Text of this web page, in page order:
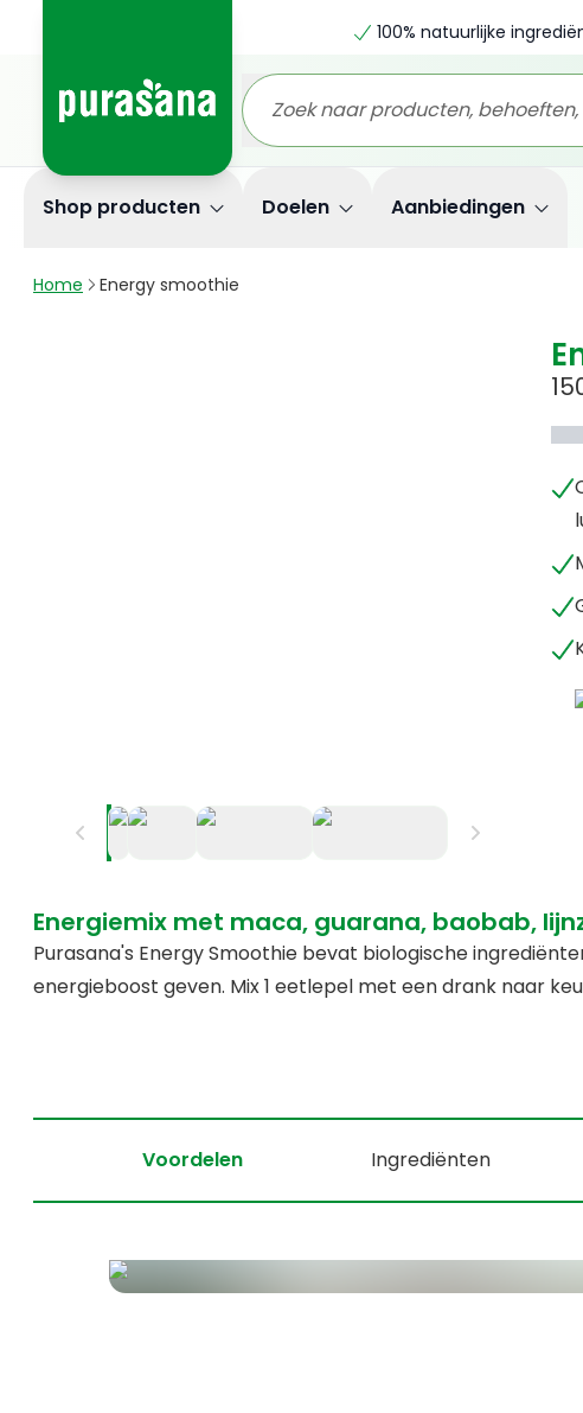
100% natuurlijke
Shop producten Doelen Aanbiedingen
Home Energy smoothie
Energiemix met maca, guarana, baobab,
Purasana's Energy Smoothie bevat biologische
energieboost geven. Mix 1 eetlepel met een drank naar
Voordelen Ingrediënten